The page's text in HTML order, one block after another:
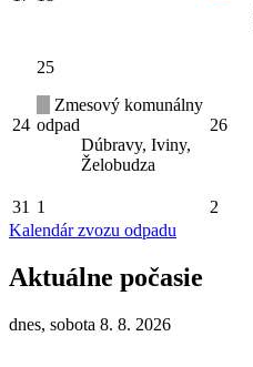
24
25
Zmesový komunálny
odpad
Dúbravy, Iviny,
Želobudza
26
31 1 2
Kalendár zvozu odpadu
Aktuálne počasie
dnes, sobota 8. 8. 2026